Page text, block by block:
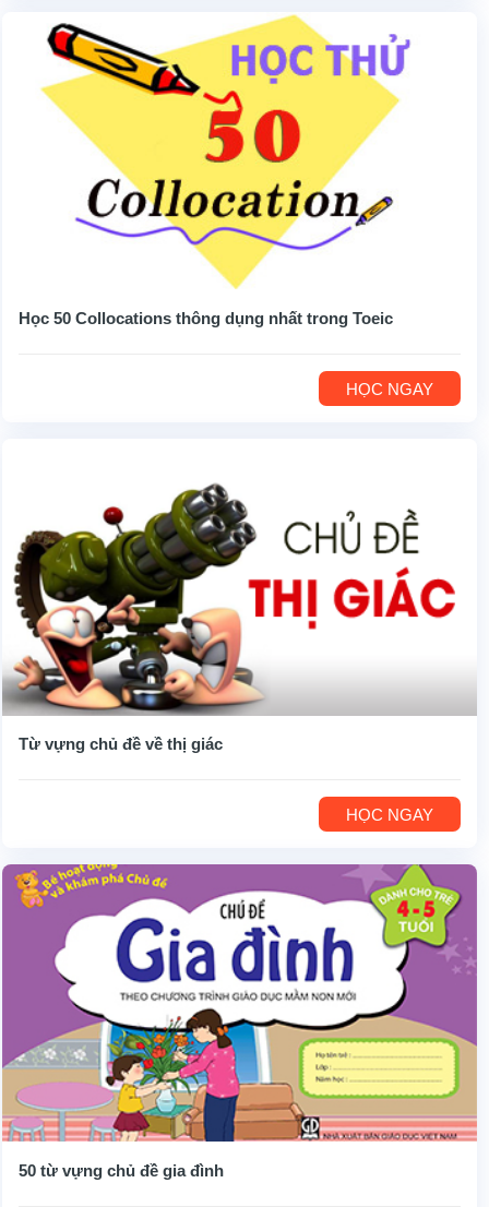
Học 50 Collocations thông dụng nhất trong Toeic
HỌC NGAY
Từ vựng chủ đề về thị giác
HỌC NGAY
50 từ vựng chủ đề gia đình